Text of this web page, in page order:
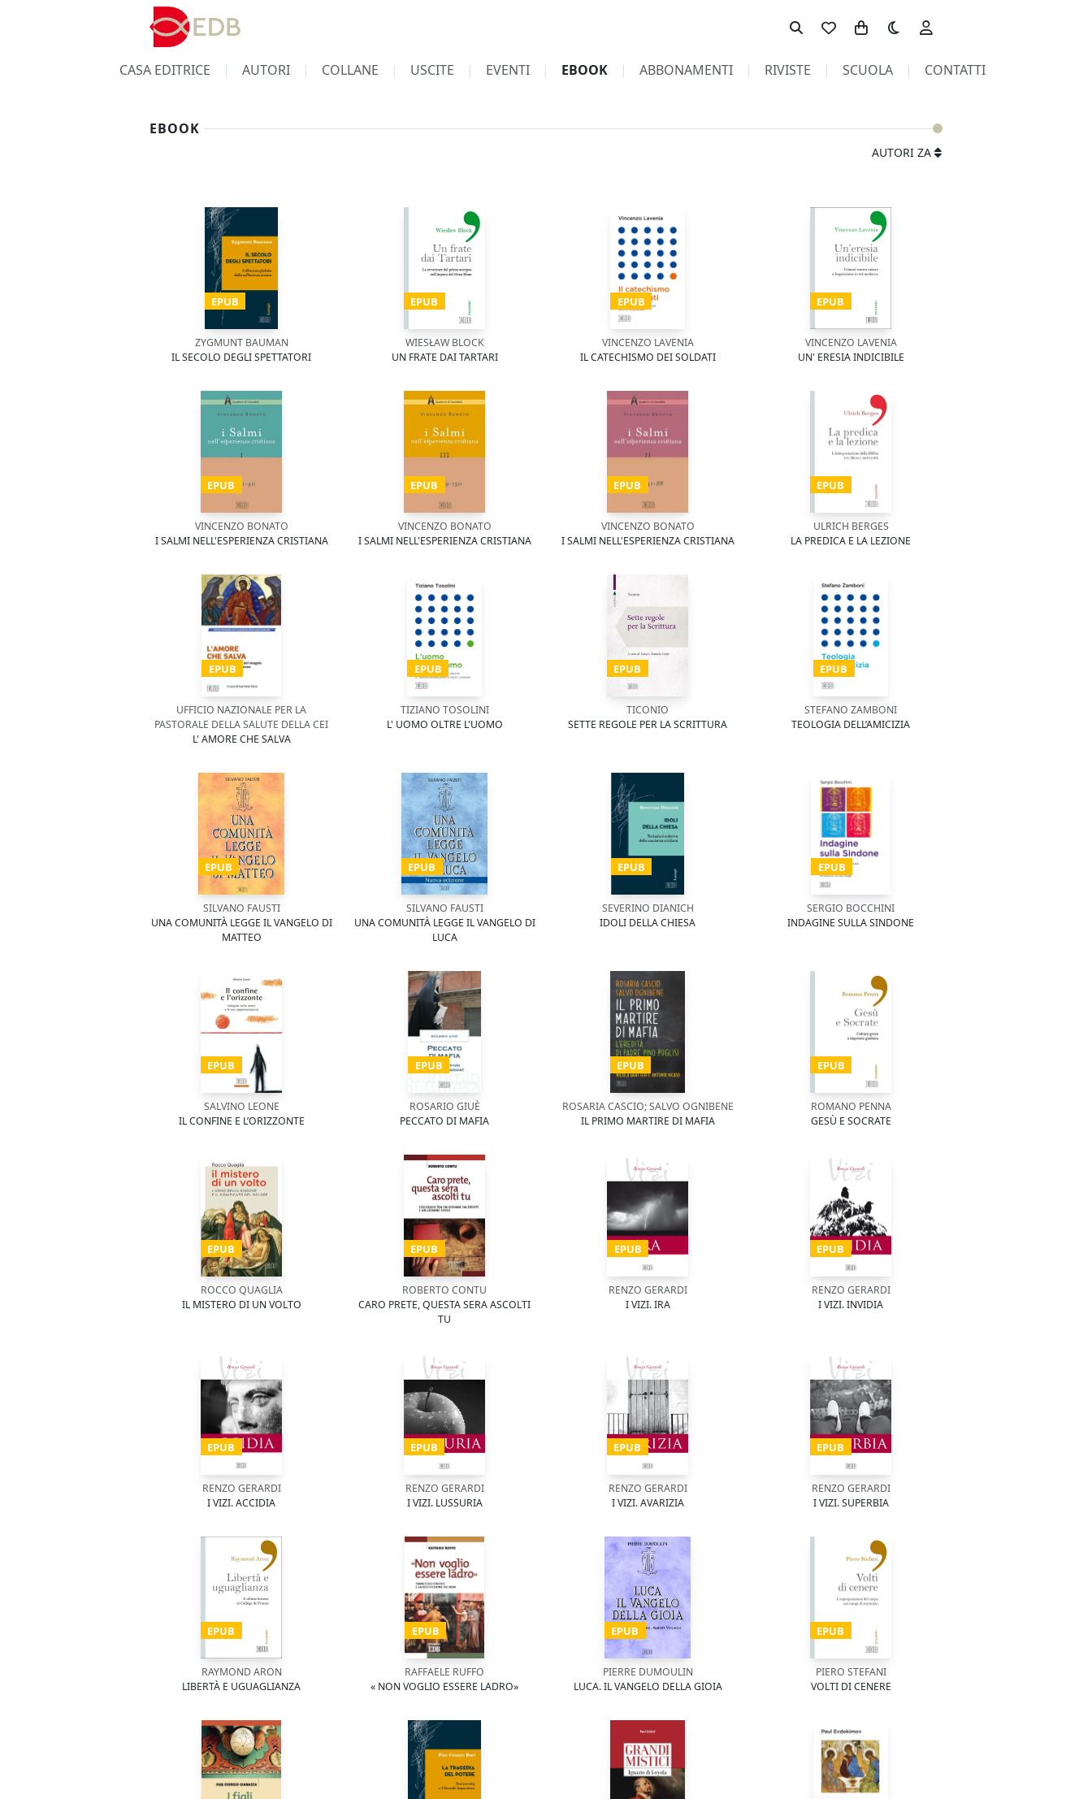
Toggle theme
CASA EDITRICE AUTORI COLLANE USCITE EVENTI EBOOK ABBONAMENTI RIVISTE SCUOLA CONTATTI
EBOOK
AUTORI ZA
EPUB
ZYGMUNT BAUMAN
IL SECOLO DEGLI SPETTATORI
EPUB
WIESŁAW BLOCK
UN FRATE DAI TARTARI
EPUB
VINCENZO LAVENIA
IL CATECHISMO DEI SOLDATI
EPUB
VINCENZO LAVENIA
UN' ERESIA INDICIBILE
EPUB
VINCENZO BONATO
I SALMI NELL'ESPERIENZA CRISTIANA
EPUB
VINCENZO BONATO
I SALMI NELL'ESPERIENZA CRISTIANA
EPUB
VINCENZO BONATO
I SALMI NELL'ESPERIENZA CRISTIANA
EPUB
ULRICH BERGES
LA PREDICA E LA LEZIONE
EPUB
UFFICIO NAZIONALE PER LA
PASTORALE DELLA SALUTE DELLA CEI
L' AMORE CHE SALVA
EPUB
TIZIANO TOSOLINI
L' UOMO OLTRE L'UOMO
EPUB
TICONIO
SETTE REGOLE PER LA SCRITTURA
EPUB
STEFANO ZAMBONI
TEOLOGIA DELL’AMICIZIA
EPUB
SILVANO FAUSTI
UNA COMUNITÀ LEGGE IL VANGELO DI
MATTEO
EPUB
SILVANO FAUSTI
UNA COMUNITÀ LEGGE IL VANGELO DI
LUCA
EPUB
SEVERINO DIANICH
IDOLI DELLA CHIESA
EPUB
SERGIO BOCCHINI
INDAGINE SULLA SINDONE
EPUB
SALVINO LEONE
IL CONFINE E L’ORIZZONTE
EPUB
ROSARIO GIUÈ
PECCATO DI MAFIA
EPUB
ROSARIA CASCIO; SALVO OGNIBENE
IL PRIMO MARTIRE DI MAFIA
EPUB
ROMANO PENNA
GESÙ E SOCRATE
EPUB
ROCCO QUAGLIA
IL MISTERO DI UN VOLTO
EPUB
ROBERTO CONTU
CARO PRETE, QUESTA SERA ASCOLTI
TU
EPUB
RENZO GERARDI
I VIZI. IRA
EPUB
RENZO GERARDI
I VIZI. INVIDIA
EPUB
RENZO GERARDI
I VIZI. ACCIDIA
EPUB
RENZO GERARDI
I VIZI. LUSSURIA
EPUB
RENZO GERARDI
I VIZI. AVARIZIA
EPUB
RENZO GERARDI
I VIZI. SUPERBIA
EPUB
RAYMOND ARON
LIBERTÀ E UGUAGLIANZA
EPUB
RAFFAELE RUFFO
« NON VOGLIO ESSERE LADRO»
EPUB
PIERRE DUMOULIN
LUCA. IL VANGELO DELLA GIOIA
EPUB
PIERO STEFANI
VOLTI DI CENERE